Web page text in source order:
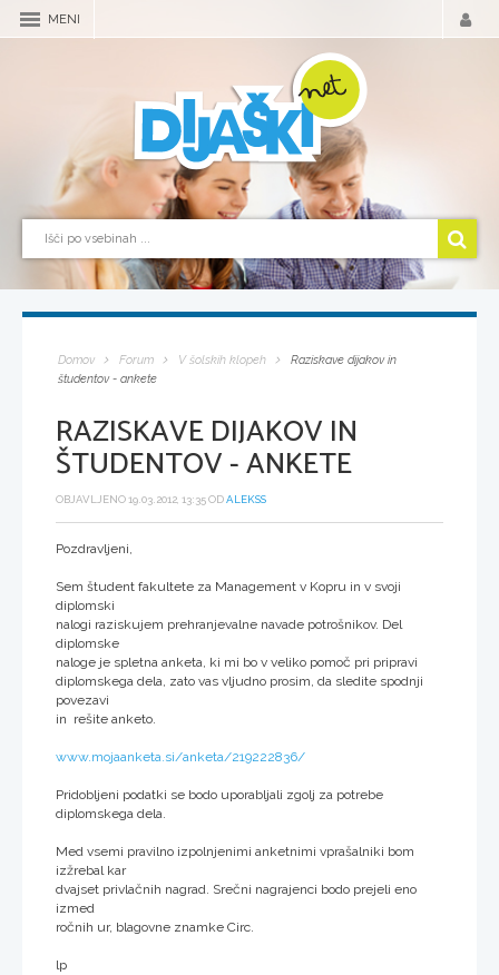
MENI
Domov Forum V šolskih klopeh
Raziskave dijakov in
študentov - ankete
RAZISKAVE DIJAKOV IN
ŠTUDENTOV - ANKETE
OBJAVLJENO 19.03.2012, 13:35 ODALEKSS
Pozdravljeni,
Sem študent fakultete za Management v Kopru in v svoji
diplomski
nalogi raziskujem prehranjevalne navade potrošnikov. Del
diplomske
naloge je spletna anketa, ki mi bo v veliko pomoč pri pripravi
diplomskega dela, zato vas vljudno prosim, da sledite spodnji
povezavi
in rešite anketo.
www.mojaanketa.si/anketa/219222836/
Pridobljeni podatki se bodo uporabljali zgolj za potrebe
diplomskega dela.
Med vsemi pravilno izpolnjenimi anketnimi vprašalniki bom
izžrebal kar
dvajset privlačnih nagrad. Srečni nagrajenci bodo prejeli eno
izmed
ročnih ur, blagovne znamke Circ.
lp